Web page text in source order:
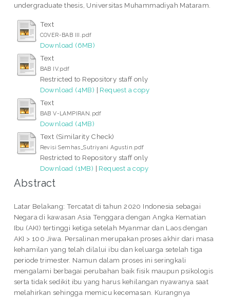
undergraduate thesis, Universitas Muhammadiyah Mataram.
Text
COVER-BAB III.pdf
Download (6MB)
Text
BAB IV.pdf
Restricted to Repository staff only
Download (4MB) | Request a copy
Text
BAB V-LAMPIRAN.pdf
Download (4MB)
Text (Similarity Check)
Revisi Semhas_Sutriyani Agustin.pdf
Restricted to Repository staff only
Download (1MB) | Request a copy
Abstract
Latar Belakang: Tercatat di tahun 2020 Indonesia sebagai
Negara di kawasan Asia Tenggara dengan Angka Kematian
Ibu (AKI) tertinggi ketiga setelah Myanmar dan Laos dengan
AKI > 100 Jiwa. Persalinan merupakan proses akhir dari masa
kehamilan yang telah dilalui ibu dan keluarga setelah tiga
periode trimester. Namun dalam proses ini seringkali
mengalami berbagai perubahan baik fisik maupun psikologis
serta tidak sedikit ibu yang harus kehilangan nyawanya saat
melahirkan sehingga memicu kecemasan. Kurangnya